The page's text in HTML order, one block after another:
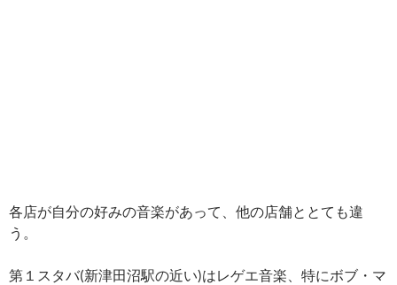
各店が自分の好みの音楽があって、他の店舗ととても違
う。
第１スタバ(新津田沼駅の近い)はレゲエ音楽、特にボブ・マ